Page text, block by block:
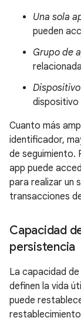
Una sola
pueden
Grupo de
Dispositivo
dispositivo
Cuanto más
identificador,
de seguimiento.
app puede
para realizar un
transacciones
Capacidad
persistencia
La capacidad
definen la vida
puede